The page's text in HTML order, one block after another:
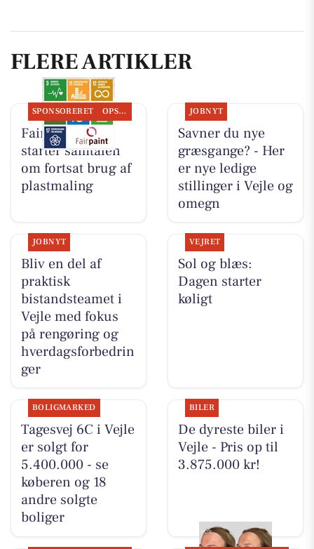
FLERE ARTIKLER
SPONSORERET OPSLAGSTAVLEN
Fairpaint ApS
starter samtalen
om fortsat brug af
plastmaling
JOBNYT
Savner du nye
græsgange? - Her
er nye ledige
stillinger i Vejle og
omegn
JOBNYT
Bliv en del af
praktisk
bistandsteamet i
Vejle med fokus
på rengøring og
hverdagsforbedrin
ger
VEJRET
Sol og blæs:
Dagen starter
køligt
BOLIGMARKED
Tagesvej 6C i Vejle
er solgt for
5.400.000 - se
køberen og 18
andre solgte
boliger
BILER
De dyreste biler i
Vejle - Pris op til
3.875.000 kr!